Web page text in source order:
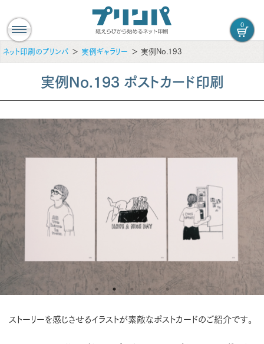
0
ネット印刷のプリンパ 実例ギャラリー 実例No.193
実例No.193 ポストカード印刷
ストーリーを感じさせるイラストが素敵なポストカードのご紹介です。